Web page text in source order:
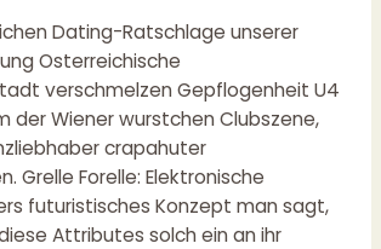
Dating-Ratschlage unserer
Osterreichische
verschmelzen Gepflogenheit U4
der Wiener wurstchen Clubszene,
crapahuter
Grelle Forelle: Elektronische
futuristisches Konzept man sagt,
Attributes solch ein an ihr